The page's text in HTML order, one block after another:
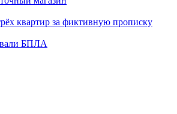
квартир за фиктивную прописку
БПЛА